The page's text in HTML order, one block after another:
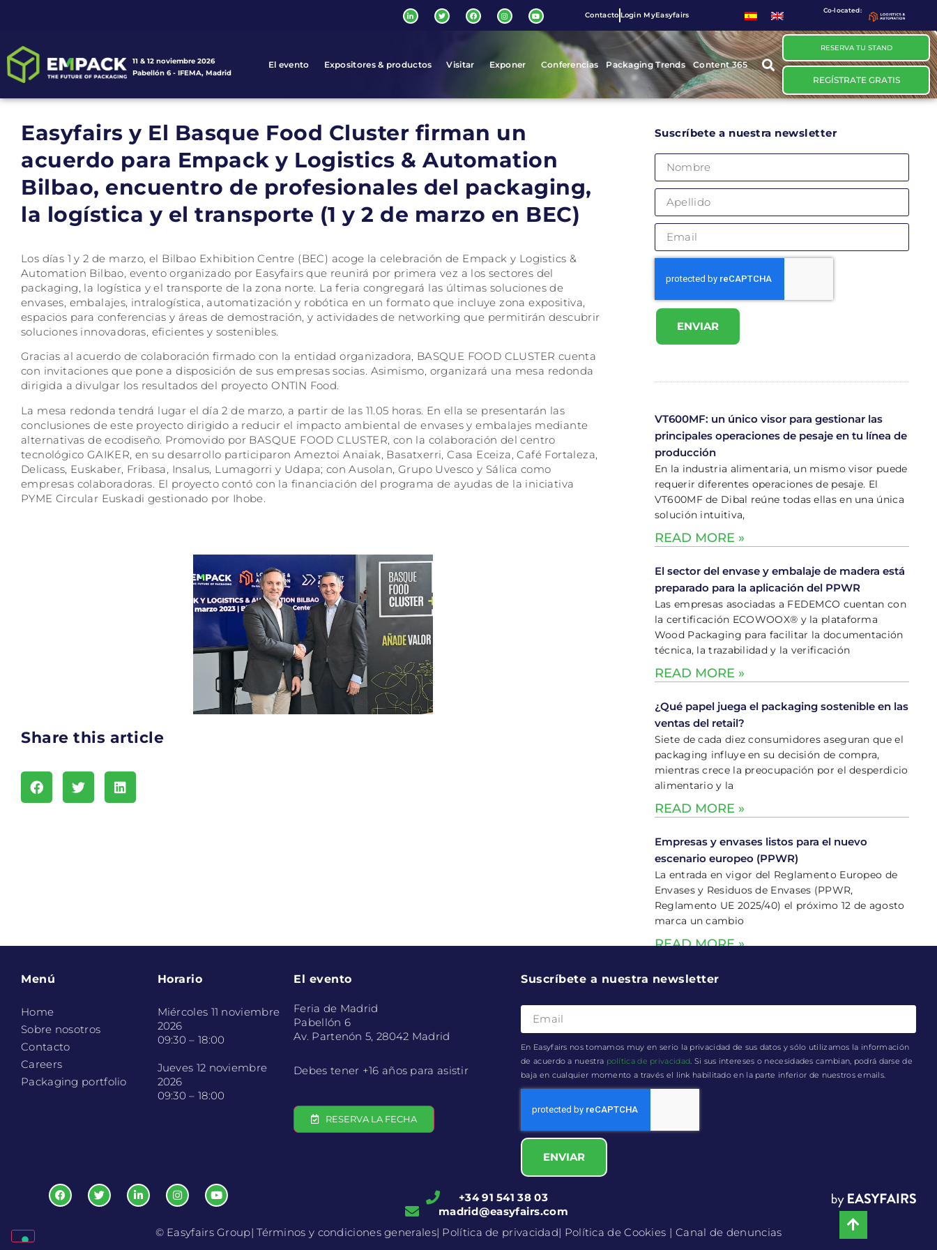
Contacto Login MyEasyfairs
Co-located:
11 & 12 noviembre 2026
Pabellón 6 - IFEMA, Madrid
El evento Expositores & productos Visitar Exponer Conferencias Packaging Trends Content 365
RESERVA TU STAND
REGÍSTRATE GRATIS
Easyfairs y El Basque Food Cluster firman un
acuerdo para Empack y Logistics & Automation
Bilbao, encuentro de profesionales del packaging,
la logística y el transporte (1 y 2 de marzo en BEC)
Los días 1 y 2 de marzo, el Bilbao Exhibition Centre (BEC) acoge la celebración de Empack y Logistics &
Automation Bilbao, evento organizado por Easyfairs que reunirá por primera vez a los sectores del
packaging, la logística y el transporte de la zona norte. La feria congregará las últimas soluciones de
envases, embalajes, intralogística, automatización y robótica en un formato que incluye zona expositiva,
espacios para conferencias y áreas de demostración, y actividades de networking que permitirán descubrir
soluciones innovadoras, eficientes y sostenibles.
Gracias al acuerdo de colaboración firmado con la entidad organizadora, BASQUE FOOD CLUSTER cuenta
con invitaciones que pone a disposición de sus empresas socias. Asimismo, organizará una mesa redonda
dirigida a divulgar los resultados del proyecto ONTIN Food.
La mesa redonda tendrá lugar el día 2 de marzo, a partir de las 11.05 horas. En ella se presentarán las
conclusiones de este proyecto dirigido a reducir el impacto ambiental de envases y embalajes mediante
alternativas de ecodiseño. Promovido por BASQUE FOOD CLUSTER, con la colaboración del centro
tecnológico GAIKER, en su desarrollo participaron Ameztoi Anaiak, Basatxerri, Casa Eceiza, Café Fortaleza,
Delicass, Euskaber, Fribasa, Insalus, Lumagorri y Udapa; con Ausolan, Grupo Uvesco y Sálica como
empresas colaboradoras. El proyecto contó con la financiación del programa de ayudas de la iniciativa
PYME Circular Euskadi gestionado por Ihobe.
Share this article
Suscríbete a nuestra newsletter
ENVIAR
VT600MF: un único visor para gestionar las
principales operaciones de pesaje en tu línea de
producción
En la industria alimentaria, un mismo visor puede
requerir diferentes operaciones de pesaje. El
VT600MF de Dibal reúne todas ellas en una única
solución intuitiva,
READ MORE »
El sector del envase y embalaje de madera está
preparado para la aplicación del PPWR
Las empresas asociadas a FEDEMCO cuentan con
la certificación ECOWOOX® y la plataforma
Wood Packaging para facilitar la documentación
técnica, la trazabilidad y la verificación
READ MORE »
¿Qué papel juega el packaging sostenible en las
ventas del retail?
Siete de cada diez consumidores aseguran que el
packaging influye en su decisión de compra,
mientras crece la preocupación por el desperdicio
alimentario y la
READ MORE »
Empresas y envases listos para el nuevo
escenario europeo (PPWR)
La entrada en vigor del Reglamento Europeo de
Envases y Residuos de Envases (PPWR,
Reglamento UE 2025/40) el próximo 12 de agosto
marca un cambio
READ MORE »
Menú
Home
Sobre nosotros
Contacto
Careers
Packaging portfolio
Horario
Miércoles 11 noviembre
2026
09:30 – 18:00
Jueves 12 noviembre
2026
09:30 – 18:00
El evento
Feria de Madrid
Pabellón 6
Av. Partenón 5, 28042 Madrid
Debes tener +16 años para asistir
RESERVA LA FECHA
Suscríbete a nuestra newsletter
En Easyfairs nos tomamos muy en serio la privacidad de sus datos y sólo utilizamos la información
de acuerdo a nuestra política de privacidad. Si sus intereses o necesidades cambian, podrá darse de
baja en cualquier momento a través el link habilitado en la parte inferior de nuestros emails.
ENVIAR
+34 91 541 38 03
madrid@easyfairs.com
© Easyfairs Group| Términos y condiciones generales| Política de privacidad| Política de Cookies | Canal de denuncias